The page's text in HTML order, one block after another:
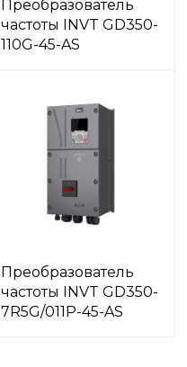
Преобразователь
частоты INVT GD350-
110G-45-AS
Преобразователь
частоты INVT GD350-
7R5G/011P-45-AS